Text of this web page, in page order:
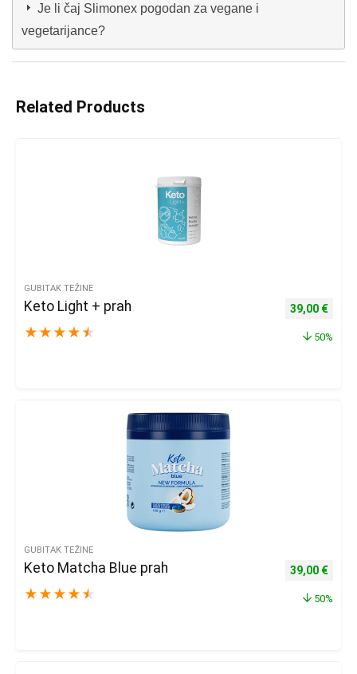
Je li čaj Slimonex pogodan za vegane i
vegetarijance?
Related Products
GUBITAK TEŽINE
Keto Light + prah
★ ★ ★ ★ ★
Izvorna
39,00 €
50%
GUBITAK TEŽINE
Keto Matcha Blue prah
★ ★ ★ ★ ★
Izvorna
39,00 €
50%